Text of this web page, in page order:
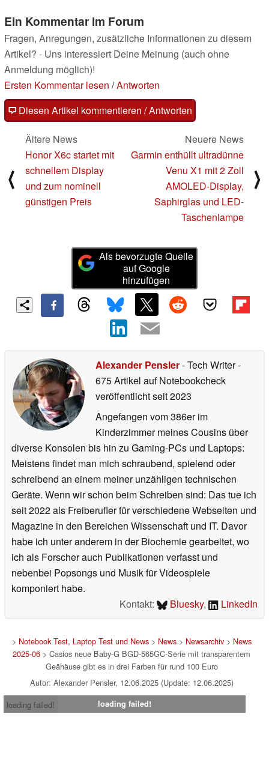
Ein Kommentar im Forum
Fragen, Anregungen, zusätzliche Informationen zu diesem
Artikel? - Uns interessiert Deine Meinung (auch ohne
Anmeldung möglich)!
Ersten Kommentar lesen /Antworten
Diesen Artikel kommentieren / Antworten
⟨
Ältere News
Honor X6c startet mit
schnellem Display
und zum nominell
günstigen Preis
Neuere News
Garmin enthüllt ultradünne
Venu X1 mit 2 Zoll
AMOLED-Display,
Saphirglas und LED-
Taschenlampe
⟩
Als bevorzugte Quelle
auf Google
hinzufügen
Alexander Pensler- Tech Writer-
675 Artikel auf Notebookcheck
veröffentlichtseit 2023
Angefangen vom 386er im
Kinderzimmer meines Cousins über
diverse Konsolen bis hin zu Gaming-PCs und Laptops:
Meistens findet man mich schraubend, spielend oder
schreibend an einem meiner unzähligen technischen
Geräte. Wenn wir schon beim Schreiben sind: Das tue ich
seit 2022 als Freiberufler für verschiedene Webseiten und
Magazine in den Bereichen Wissenschaft und IT. Davor
habe ich unter anderem in der Biochemie gearbeitet, wo
ich als Forscher auch Publikationen verfasst und
nebenbei Popsongs und Musik für Videospiele
komponiert habe.
Kontakt:
Bluesky, LinkedIn
> Notebook Test, Laptop Test und News> News> Newsarchiv> News
2025-06 > Casios neue Baby-G BGD-565GC-Serie mit transparentem
Geähäuse gibt es in drei Farben für rund 100 Euro
Autor: Alexander Pensler, 12.06.2025 (Update: 12.06.2025)
loading failed!
loading failed!